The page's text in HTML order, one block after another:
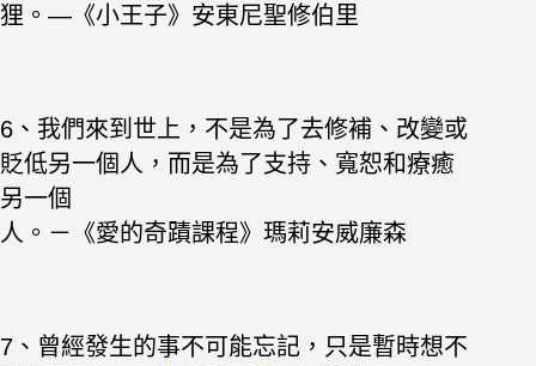
狸。—《小王子》安東尼聖修伯里
6、我們來到世上，不是為了去修補、改變或
貶低另一個人，而是為了支持、寬恕和療癒
另一個
人。－《愛的奇蹟課程》瑪莉安威廉森
7、曾經發生的事不可能忘記，只是暫時想不